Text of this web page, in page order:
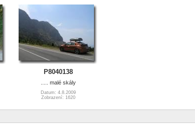
P8040138
..... malé skály
Datum: 4.8.2009
Zobrazení: 1620